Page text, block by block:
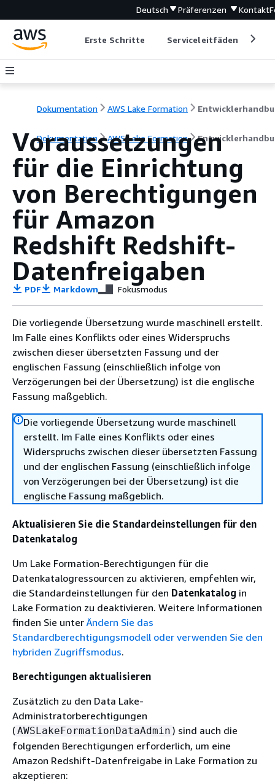
Deutsch Präferenzen Kontakt
Erste Schritte Serviceleitfäden
Dokumentation AWS Lake Formation
Dokumentation AWS Lake Formation
Voraussetzungen
für die Einrichtung
von Berechtigungen
für Amazon
Redshift Redshift-
Datenfreigaben
PDF Markdown Fokusmodus
Die vorliegende Übersetzung wurde maschinell erstellt.
Im Falle eines Konflikts oder eines Widerspruchs
zwischen dieser übersetzten Fassung und der
englischen Fassung (einschließlich infolge von
Verzögerungen bei der Übersetzung) ist die englische
Fassung maßgeblich.
Die vorliegende Übersetzung wurde maschinell
erstellt. Im Falle eines Konflikts oder eines
Widerspruchs zwischen dieser übersetzten Fassung
und der englischen Fassung (einschließlich infolge
von Verzögerungen bei der Übersetzung) ist die
englische Fassung maßgeblich.
Aktualisieren Sie die Standardeinstellungen für den
Datenkatalog
Um Lake Formation-Berechtigungen für die
Datenkatalogressourcen zu aktivieren, empfehlen wir,
die Standardeinstellungen für den Datenkatalog in
Lake Formation zu deaktivieren. Weitere Informationen
finden Sie unterÄndern Sie das
Standardberechtigungsmodell oder verwenden Sie den
hybriden Zugriffsmodus.
Berechtigungen aktualisieren
Zusätzlich zu den Data Lake-
Administratorberechtigungen
(AWSLakeFormationDataAdmin ) sind auch die
folgenden Berechtigungen erforderlich, um eine
Amazon Redshift-Datenfreigabe in Lake Formation zu
akzeptieren: